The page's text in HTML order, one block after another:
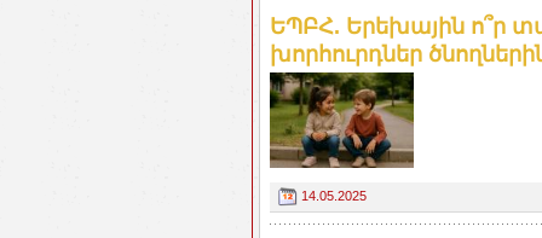
ԵՊԲՀ. Երեխային ո՞ր
խորհուրդներ
14.05.2025